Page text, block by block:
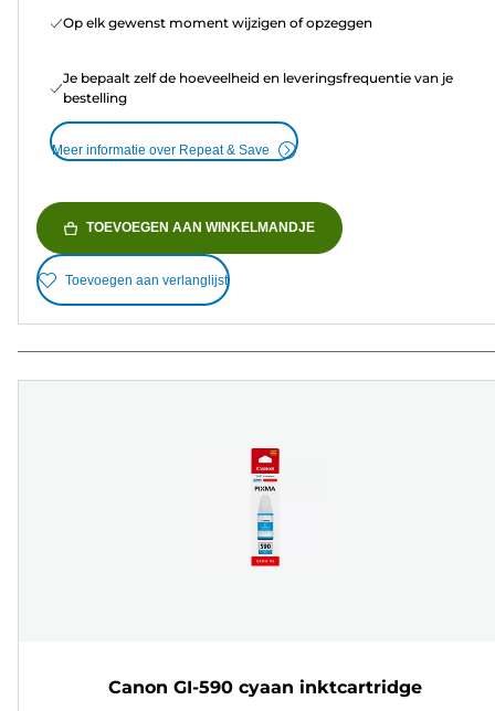
Op elk gewenst moment wijzigen of opzeggen
Je bepaalt zelf de hoeveelheid en leveringsfrequentie van je
bestelling
Meer informatie over Repeat & Save
TOEVOEGEN AAN WINKELMANDJE
Toevoegen aan verlanglijst
Canon GI-590 cyaan inktcartridge